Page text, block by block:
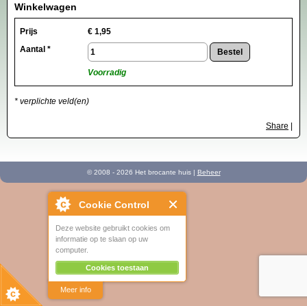
Cookie Control
Deze website gebruikt cookies om
informatie op te slaan op uw
computer.
Cookies toestaan
Meer info
Winkelwagen
Prijs € 1,95
Aantal *
Voorradig
* verplichte veld(en)
Share |
© 2008 - 2026 Het brocante huis | Beheer